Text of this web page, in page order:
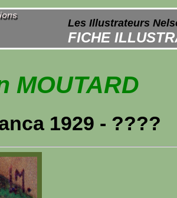
Les Illustrateurs
FICHE
MOUTARD
1929 - ????